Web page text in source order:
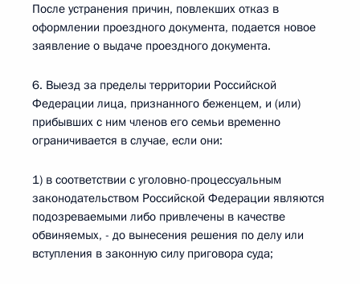
После устранения причин, повлекших отказ в
оформлении проездного документа, подается новое
заявление о выдаче проездного документа.
6. Выезд за пределы территории Российской
Федерации лица, признанного беженцем, и (или)
прибывших с ним членов его семьи временно
ограничивается в случае, если они:
1) в соответствии с уголовно-процессуальным
законодательством Российской Федерации являются
подозреваемыми либо привлечены в качестве
обвиняемых, - до вынесения решения по делу или
вступления в законную силу приговора суда;